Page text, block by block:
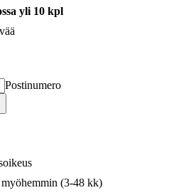
yli 10 kpl
Postinumero
(3-48 kk)